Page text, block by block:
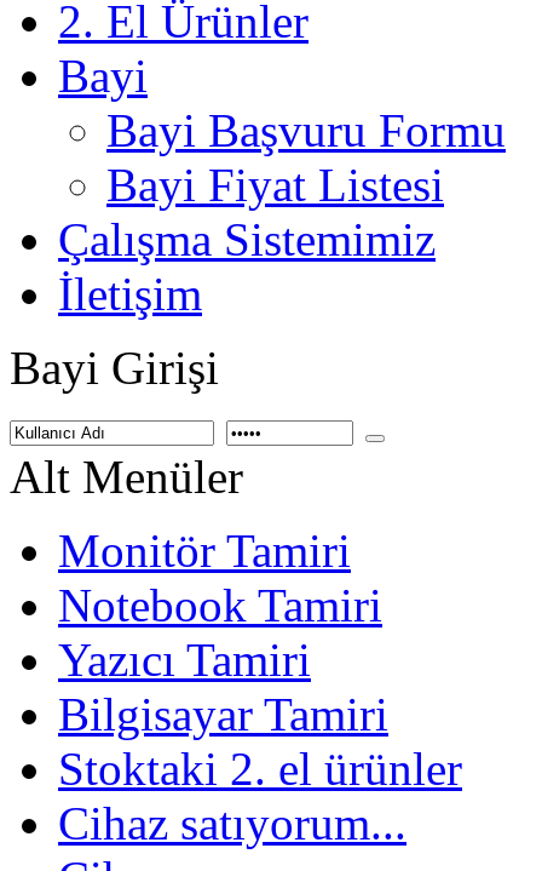
2. El Ürünler
Bayi
Bayi Başvuru Formu
Bayi Fiyat Listesi
Çalışma Sistemimiz
İletişim
Bayi Girişi
Alt Menüler
Monitör Tamiri
Notebook Tamiri
Yazıcı Tamiri
Bilgisayar Tamiri
Stoktaki 2. el ürünler
Cihaz satıyorum...